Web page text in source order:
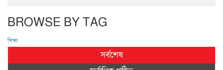
BROWSE BY TAG
শিক্ষা
সর্বশেষ